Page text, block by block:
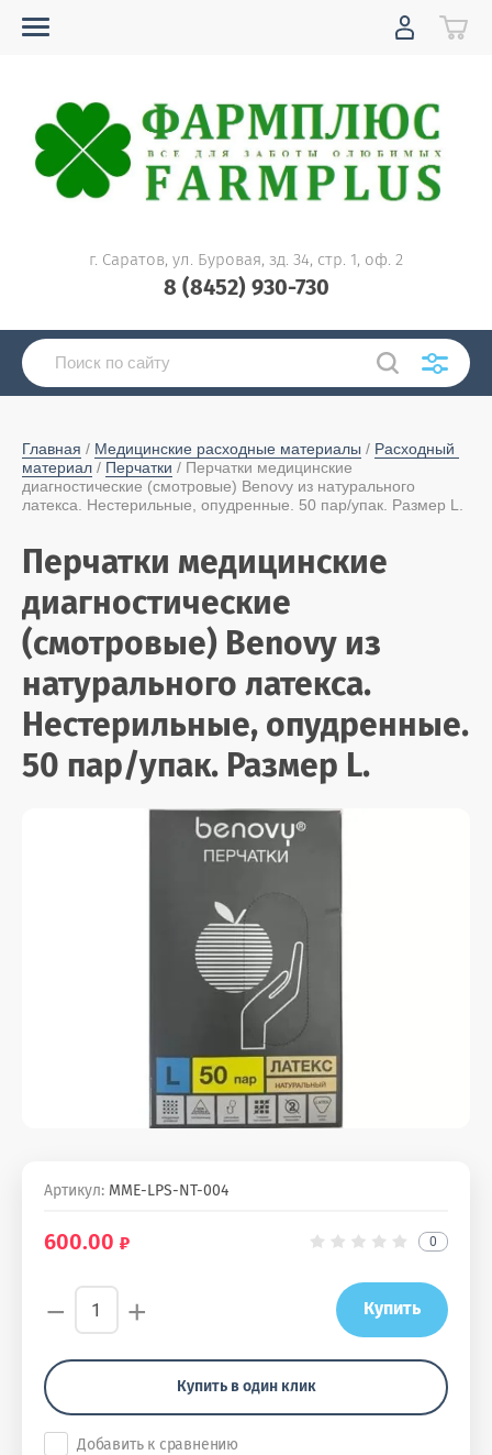
г. Саратов, ул. Буровая, зд. 34, стр. 1, оф. 2
8 (8452) 930-730
Главная / Медицинские расходные материалы / Расходный
материал / Перчатки / Перчатки медицинские
диагностические (смотровые) Benovy из натурального
латекса. Нестерильные, опудренные. 50 пар/упак. Размер L.
Перчатки медицинские
диагностические
(смотровые) Benovy из
натурального латекса.
Нестерильные, опудренные.
50 пар/упак. Размер L.
Артикул: MME-LPS-NT-004
600.00 0
− + Купить
Купить в один клик
Добавить к сравнению